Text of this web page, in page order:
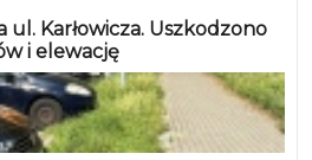
Karłowicza. Uszkodzono
i elewację